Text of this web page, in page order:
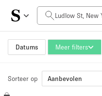
Datums Meer filters
Prijs per dag
$0
Grootte ruimte
Sorteer op Aanbevolen